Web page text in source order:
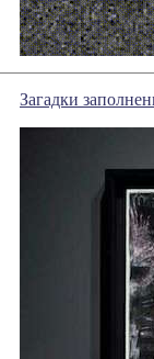
Загадки